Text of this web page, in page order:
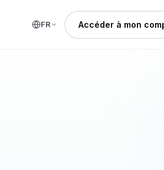
FR Accéder à mon